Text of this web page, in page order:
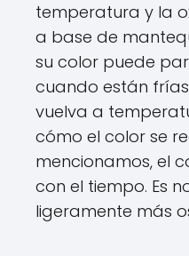
temperatura y la
a base de
su color puede
cuando están
vuelva a
cómo el color se
mencionamos, el
con el tiempo. Es
ligeramente más